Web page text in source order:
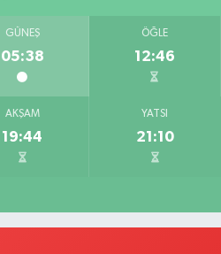
GÜNEŞ
05:38
ÖĞLE
12:46
AKŞAM
19:44
YATSI
21:10